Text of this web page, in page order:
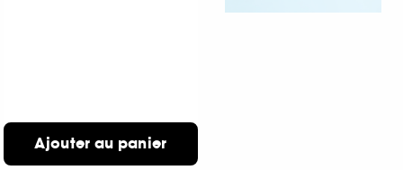
Ajouter au panier